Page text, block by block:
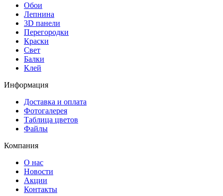
Обои
Лепнина
3D панели
Перегородки
Краски
Свет
Балки
Клей
Информация
Доставка и оплата
Фотогалерея
Таблица цветов
Файлы
Компания
О нас
Новости
Акции
Контакты